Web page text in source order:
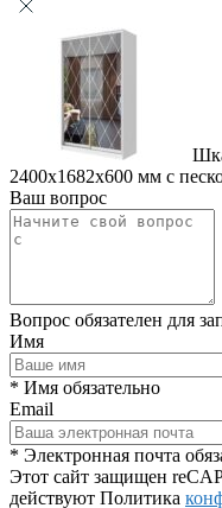
2400x1682x600 мм с
Ваш вопрос
Вопрос обязателен для
Имя
* Имя обязательно
Email
* Электронная почта
Этот сайт защищен
действуют Политика